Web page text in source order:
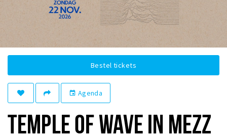
Winkels
Parkeren
Musea, theaters & podia
Bestel tickets
event Agenda
TEMPLE OF WAVE IN MEZZ